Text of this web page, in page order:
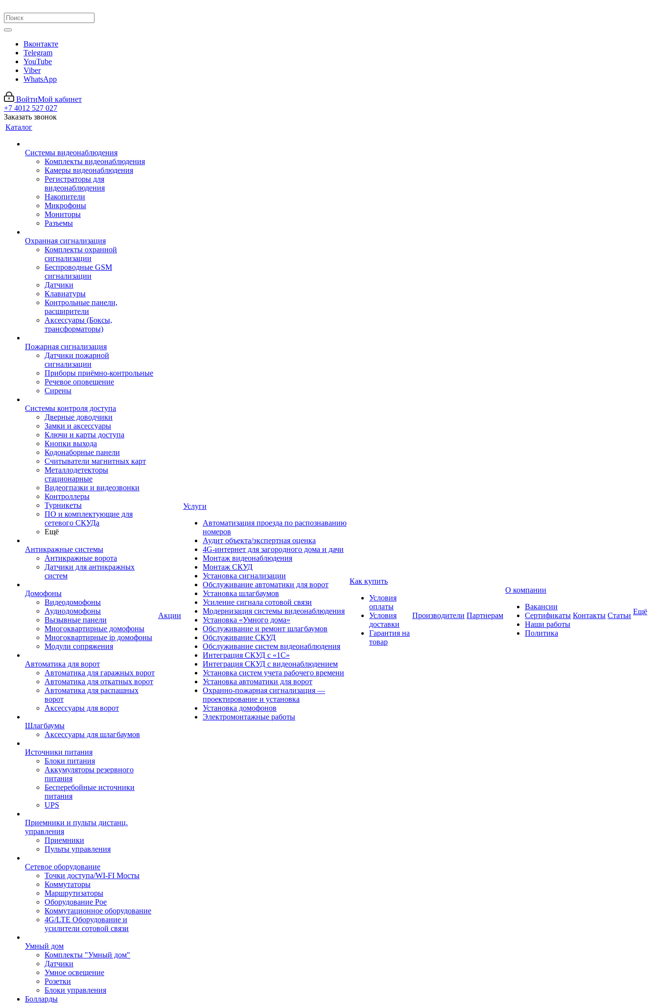
Вконтакте
Telegram
YouTube
Viber
WhatsApp
ВойтиМой кабинет
+7 4012 527 027
Заказать звонок
Каталог
Системы видеонаблюдения
Комплекты видеонаблюдения
Камеры видеонаблюдения
Регистраторы для
видеонаблюдения
Накопители
Микрофоны
Мониторы
Разъемы
Охранная сигнализация
Комплекты охранной
сигнализации
Беспроводные GSM
сигнализации
Датчики
Клавиатуры
Контрольные панели,
расширители
Аксессуары (Боксы,
трансформаторы)
Пожарная сигнализация
Датчики пожарной
сигнализации
Приборы приёмно-контрольные
Речевое оповещение
Сирены
Системы контроля доступа
Дверные доводчики
Замки и аксессуары
Ключи и карты доступа
Кнопки выхода
Кодонаборные панели
Считыватели магнитных карт
Металлодетекторы
стационарные
Видеогпазки и видеозвонки
Контроллеры
Турникеты
ПО и комплектующие для
сетевого СКУДа
Ещё
Антикражные системы
Антикражные ворота
Датчики для антикражных
систем
Домофоны
Видеодомофоны
Аудиодомофоны
Вызывные панели
Многоквартирные домофоны
Многоквартирные ip домофоны
Модули сопряжения
Автоматика для ворот
Автоматика для гаражных ворот
Автоматика для откатных ворот
Автоматика для распашных
ворот
Аксессуары для ворот
Шлагбаумы
Аксессуары для шлагбаумов
Источники питания
Блоки питания
Аккумуляторы резервного
питания
Бесперебойные источники
питания
UPS
Приемники и пульты дистанц.
управления
Приемники
Пульты управления
Сетевое оборудование
Точки доступа/WI-FI Мосты
Коммутаторы
Маршрутизаторы
Оборудование Poe
Коммутационное оборудование
4G/LTE Оборудование и
усилители сотовой связи
Умный дом
Комплекты "Умный дом"
Датчики
Умное освещение
Розетки
Блоки управления
Болларды
Акции
Услуги
Автоматизация проезда по распознаванию
номеров
Аудит объекта/экспертная оценка
4G-интернет для загородного дома и дачи
Монтаж видеонаблюдения
Монтаж СКУД
Установка сигнализации
Обслуживание автоматики для ворот
Установка шлагбаумов
Усиление сигнала сотовой связи
Модернизация системы видеонаблюдения
Установка «Умного дома»
Обслуживание и ремонт шлагбаумов
Обслуживание СКУД
Обслуживание систем видеонаблюдения
Интеграция СКУД с «1С»
Интеграция СКУД с видеонаблюдением
Установка систем учета рабочего времени
Установка автоматики для ворот
Охранно-пожарная сигнализация —
проектирование и установка
Установка домофонов
Электромонтажные работы
Как купить
Условия
оплаты
Условия
доставки
Гарантия на
товар
Производители Партнерам
О компании
Вакансии
Сертификаты
Наши работы
Политика
Контакты Статьи Ещё